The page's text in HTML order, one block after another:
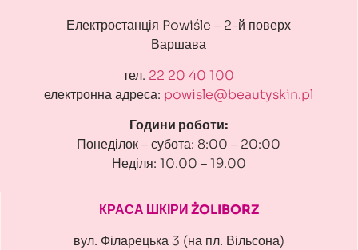
Електростанція Powiśle – 2-й поверх
Варшава
тел. 22 20 40 100
електронна адреса: powisle@beautyskin.pl
Години роботи:
Понеділок – субота: 8:00 – 20:00
Неділя: 10.00 – 19.00
КРАСА ШКІРИ ŻOLIBORZ
вул. Філарецька 3 (на пл. Вільсона)